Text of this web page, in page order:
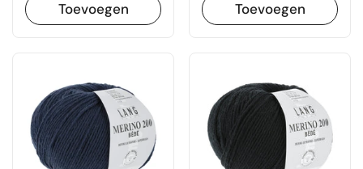
Toevoegen Toevoegen